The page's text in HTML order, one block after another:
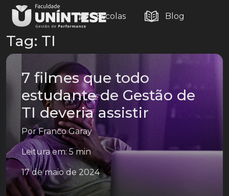
Escolas Blog
Tag: TI
7 filmes que todo
estudante de Gestão de
TI deveria assistir
PorFranco Garay
Leitura em: 5 min
17 de maio de 2024